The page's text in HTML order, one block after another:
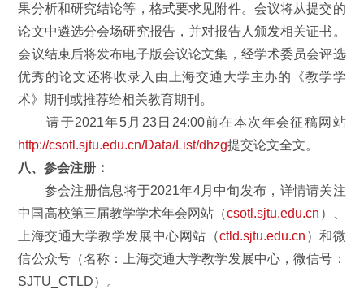
果分析和研究结论等，格式要求见附件。会议将从提交的
论文中遴选分会场研究报告，并对报告人颁发相关证书。
会议结束后将发布电子版会议论文集，经学术委员会评选
优秀的论文还将收录入由上海交通大学主办的《教学学
术》期刊或推荐给相关教育期刊。
请于2021年5月23日24:00前在本次年会征稿网站
http://csotl.sjtu.edu.cn/Data/List/dhzg提交论文全文。
八、参会注册：
参会注册信息将于2021年4月中旬发布，详情请关注
中国高校第三届教学学术年会网站（csotl.sjtu.edu.cn ）、
上海交通大学教学发展中心网站（ctld.sjtu.edu.cn ）和微
信公众号（名称：上海交通大学教学发展中心，微信号：
SJTU_CTLD）。